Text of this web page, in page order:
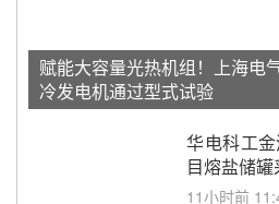
赋能大容量光热机组！上海电
冷发电机通过型式试验
华电科工
目熔盐储罐
11小时前